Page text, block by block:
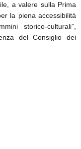
a valere sulla Prima
la piena accessibilità
storico-culturali”,
del Consiglio dei